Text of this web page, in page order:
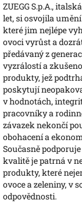
ZUEGG S.p.A.,
let, si osvojila
které jim nejlépe
ovoci vyrůst a
předávaný z
vyzrálostí a
produkty, jež
poskytují
v hodnotách,
pracovníky a
závazek nekončí
obohacení a
Současně
kvalitě je patrná v
produkty, které
ovoce a zeleniny, v
odpovědnosti.